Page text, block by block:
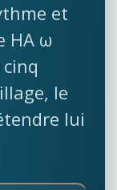
et
HA ω
le
lui